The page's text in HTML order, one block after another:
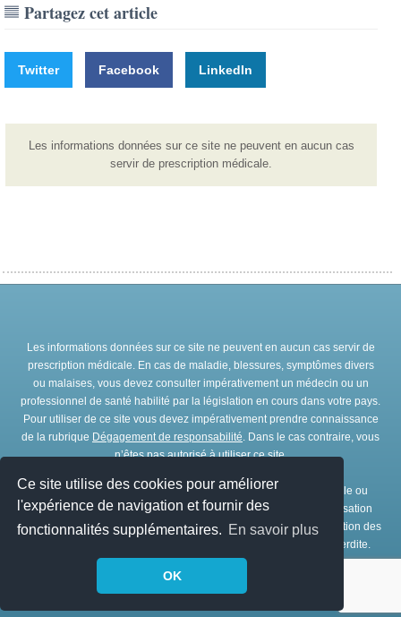
Ce site utilise des cookies pour améliorer
l'expérience de navigation et fournir des
fonctionnalités supplémentaires. En savoir plus
OK
Partagez cet article
Twitter Facebook LinkedIn
Les informations données sur ce site ne peuvent en aucun cas
servir de prescription médicale.
Les informations données sur ce site ne peuvent en aucun cas servir de
prescription médicale. En cas de maladie, blessures, symptômes divers
ou malaises, vous devez consulter impérativement un médecin ou un
professionnel de santé habilité par la législation en cours dans votre pays.
Pour utiliser de ce site vous devez impérativement prendre connaissance
de la rubrique Dégagement de responsabilité. Dans le cas contraire, vous
n’êtes pas autorisé à utiliser ce site.
Toute représentation et/ou reproduction et/ou exploitation partielle ou
totale de ce site, par quelques procédés que ce soit, sans l’autorisation
expresse et préalable de l’association IRBMS est interdite. L’utilisation des
ressources de ce site à des fins commerciales est strictement interdite.
© Copyright 1979 - 2026. Tous droits réservés